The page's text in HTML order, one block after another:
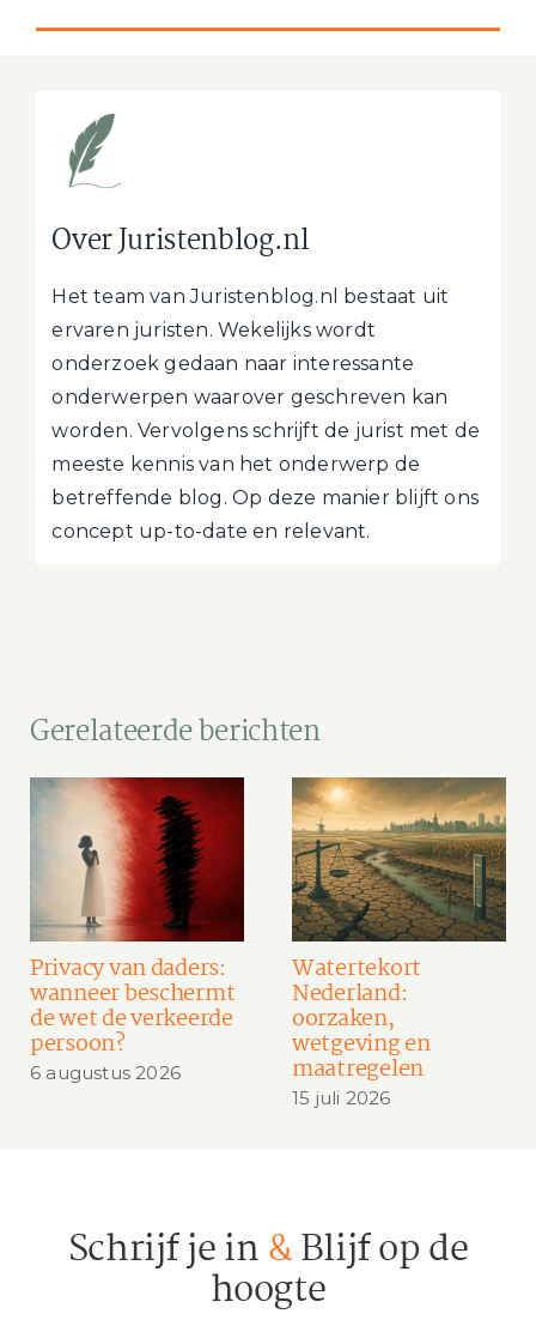
Over Juristenblog.nl
Het team van Juristenblog.nl bestaat uit
ervaren juristen. Wekelijks wordt
onderzoek gedaan naar interessante
onderwerpen waarover geschreven kan
worden. Vervolgens schrijft de jurist met de
meeste kennis van het onderwerp de
betreffende blog. Op deze manier blijft ons
concept up-to-date en relevant.
Gerelateerde berichten
Privacy van daders:
wanneer beschermt
de wet de verkeerde
persoon?
6 augustus 2026
Watertekort
Nederland:
oorzaken,
wetgeving en
maatregelen
15 juli 2026
Schrijf je in&Blijf op de
hoogte